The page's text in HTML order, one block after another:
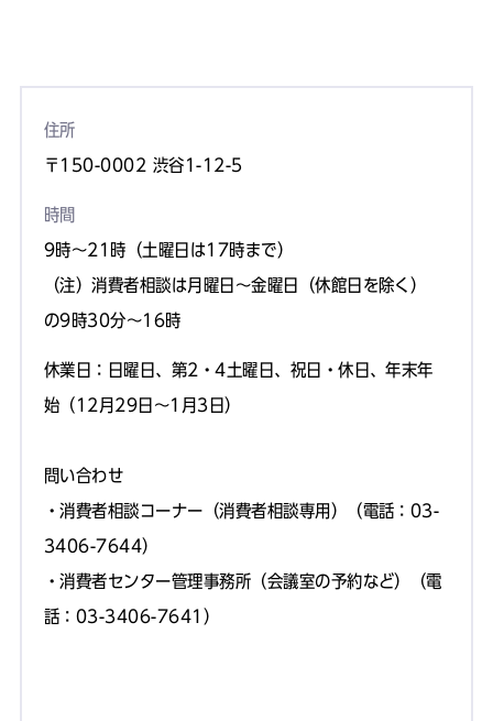
住所
〒150-0002 渋谷1-12-5
時間
9時～21時（土曜日は17時まで）
（注）消費者相談は月曜日～金曜日（休館日を除く）
の9時30分～16時
休業日：日曜日、第2・4土曜日、祝日・休日、年末年
始（12月29日～1月3日）
問い合わせ
・消費者相談コーナー（消費者相談専用）（電話：03-
3406-7644）
・消費者センター管理事務所（会議室の予約など）（電
話：03-3406-7641）